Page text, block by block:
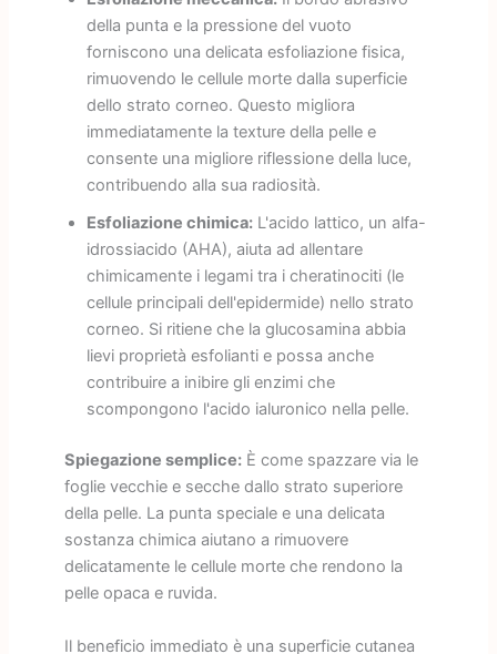
della punta e la pressione del vuoto
forniscono una delicata esfoliazione fisica,
rimuovendo le cellule morte dalla superficie
dello strato corneo. Questo migliora
immediatamente la texture della pelle e
consente una migliore riflessione della luce,
contribuendo alla sua radiosità.
Esfoliazione chimica:L'acido lattico, un alfa-
idrossiacido (AHA), aiuta ad allentare
chimicamente i legami tra i cheratinociti (le
cellule principali dell'epidermide) nello strato
corneo. Si ritiene che la glucosamina abbia
lievi proprietà esfolianti e possa anche
contribuire a inibire gli enzimi che
scompongono l'acido ialuronico nella pelle.
Spiegazione semplice:È come spazzare via le
foglie vecchie e secche dallo strato superiore
della pelle. La punta speciale e una delicata
sostanza chimica aiutano a rimuovere
delicatamente le cellule morte che rendono la
pelle opaca e ruvida.
Il beneficio immediato è una superficie cutanea